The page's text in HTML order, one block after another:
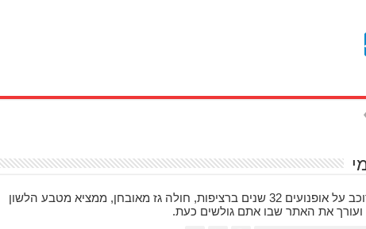
בן 48, רוכב על אופנועים 32 שנים ברציפות, חולה גז מאובחן, ממציא מטבע הלשון
ועורך את האתר שבו אתם גולשים כעת.